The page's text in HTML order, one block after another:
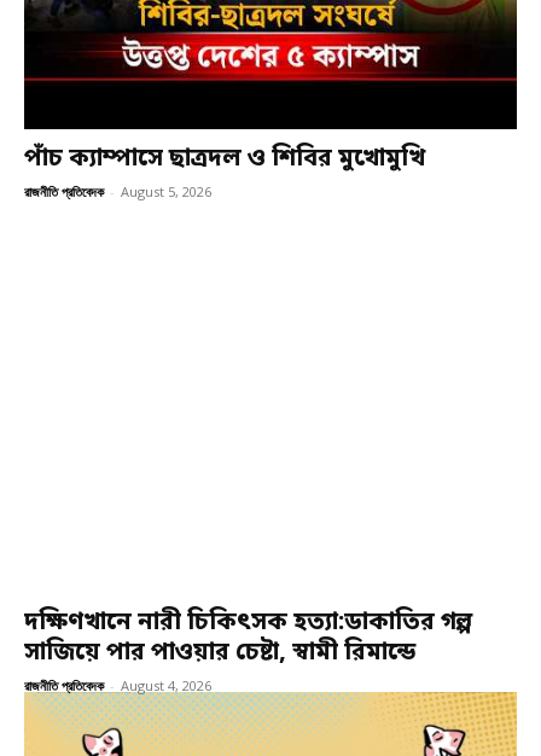
পাঁচ ক্যাম্পাসে ছাত্রদল ও শিবির মুখোমুখি
রাজনীতি প্রতিবেদক - August 5, 2026
দক্ষিণখানে নারী চিকিৎসক হত্যা:ডাকাতির গল্প
সাজিয়ে পার পাওয়ার চেষ্টা, স্বামী রিমান্ডে
রাজনীতি প্রতিবেদক - August 4, 2026